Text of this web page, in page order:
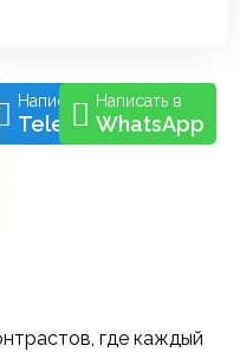
Написать в
Telegram
Написать в
WhatsApp
где каждый